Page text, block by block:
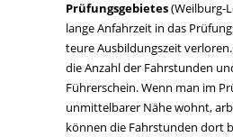
Prüfungsgebietes(Weilburg-
lange Anfahrzeit in das
teure Ausbildungszeit
die Anzahl der Fahrstunden
Führerschein. Wenn man im
unmittelbarer Nähe wohnt,
können die Fahrstunden dort